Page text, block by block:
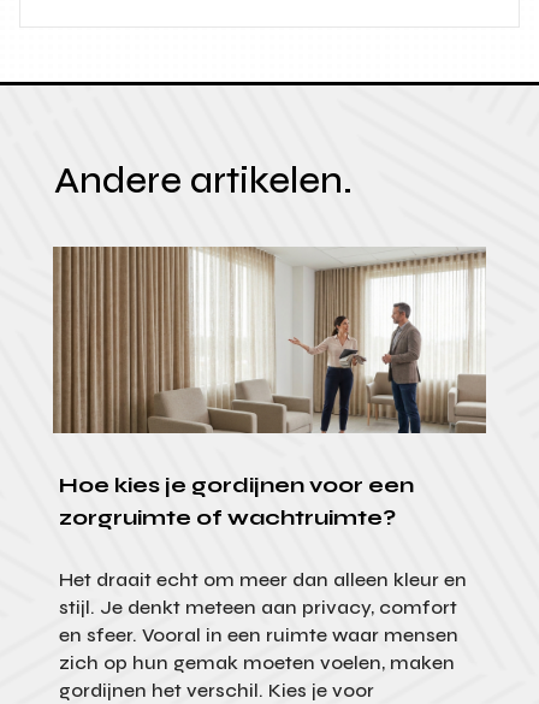
Andere artikelen.
Hoe kies je gordijnen voor een
zorgruimte of wachtruimte?
Het draait echt om meer dan alleen kleur en
stijl. Je denkt meteen aan privacy, comfort
en sfeer. Vooral in een ruimte waar mensen
zich op hun gemak moeten voelen, maken
gordijnen het verschil. Kies je voor